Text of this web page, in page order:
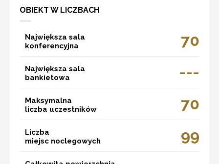
OBIEKT W LICZBACH
Największa sala
konferencyjna
70
Największa sala
bankietowa
---
Maksymalna
liczba uczestników
70
Liczba
miejsc noclegowych
99